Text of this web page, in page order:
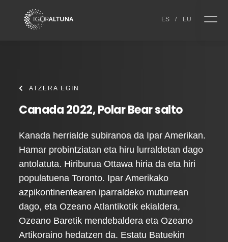
ES / EU
ATZERA EGIN
Canada 2022, Polar Bear salto
Kanada herrialde subiranoa da Ipar Amerikan.
Hamar probintziatan eta hiru lurraldetan dago
antolatuta. Hiriburua Ottawa hiria da eta hiri
populatuena Toronto. Ipar Amerikako
azpikontinentearen iparraldeko muturrean
dago, eta Ozeano Atlantikotik ekialdera,
Ozeano Baretik mendebaldera eta Ozeano
Artikoraino hedatzen da. Estatu Batuekin